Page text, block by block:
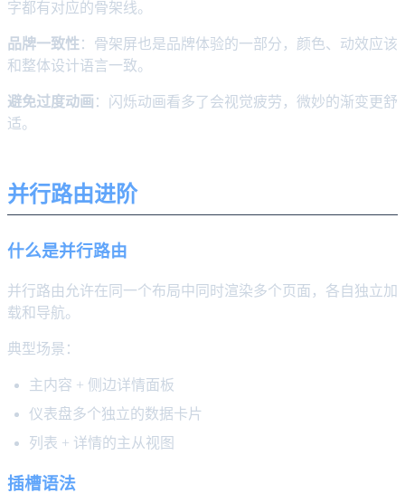
字都有对应的骨架线。
品牌一致性：骨架屏也是品牌体验的一部分，颜色、动效应该
和整体设计语言一致。
避免过度动画 ：闪烁动画看多了会视觉疲劳，微妙的渐变更舒
适。
并行路由进阶
什么是并行路由
并行路由允许在同一个布局中同时渲染多个页面，各自独立加
载和导航。
典型场景：
主内容 + 侧边详情面板
仪表盘多个独立的数据卡片
列表 + 详情的主从视图
插槽语法